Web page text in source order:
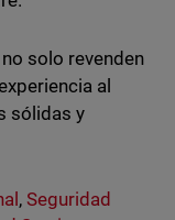
solo revenden
al
sólidas y
,Seguridad